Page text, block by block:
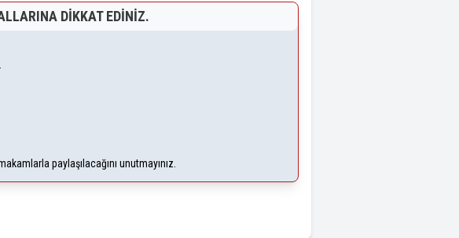
DIKKAT EDINIZ.
paylaşılacağını unutmayınız.